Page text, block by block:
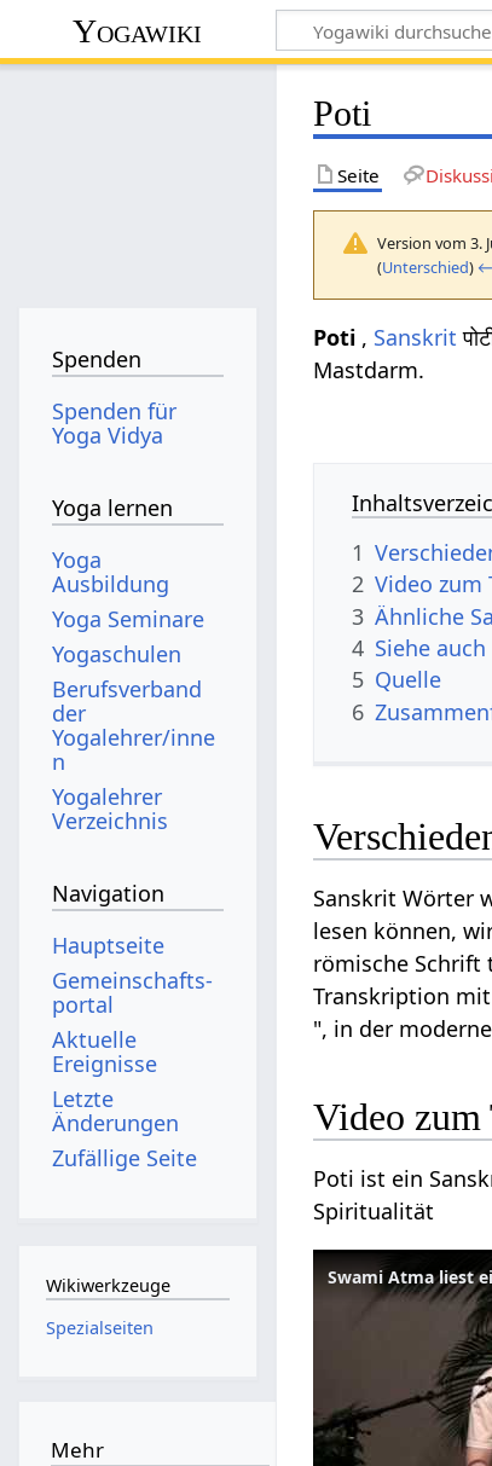
Yogawiki
Poti
Seite
Version vom 3.
(Unterschied) ←
Poti , Sanskrit
Mastdarm.
1
2 Video zum
3 Ähnliche
4 Siehe auch
5 Quelle
6
Sanskrit Wörter
lesen können,
römische Schrift
Transkription
", in der
Video zum
Poti ist ein
Spiritualität
Spenden
Spenden für
Yoga Vidya
Yoga lernen
Yoga
Ausbildung
Yoga Seminare
Yogaschulen
Berufsverband
der
Yogalehrer/inne
n
Yogalehrer
Verzeichnis
Navigation
Hauptseite
Gemeinschafts­
portal
Aktuelle
Ereignisse
Letzte
Änderungen
Zufällige Seite
Wikiwerkzeuge
Spezialseiten
Mehr